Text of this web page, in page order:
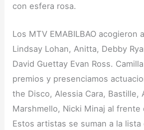
con esfera rosa.
Los MTV EMABILBAO acogieron
Lindsay Lohan, Anitta, Debby
David Guettay Evan Ross.
premios y presenciamos
the Disco, Alessia Cara, Bastille,
Marshmello, Nicki Minaj al frente
Estos artistas se suman a la lista